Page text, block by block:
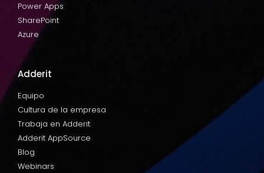
Power Apps
SharePoint
Azure
Adderit
Equipo
Cultura de la empresa
Trabaja en Adderit
Adderit AppSource
Blog
Webinars